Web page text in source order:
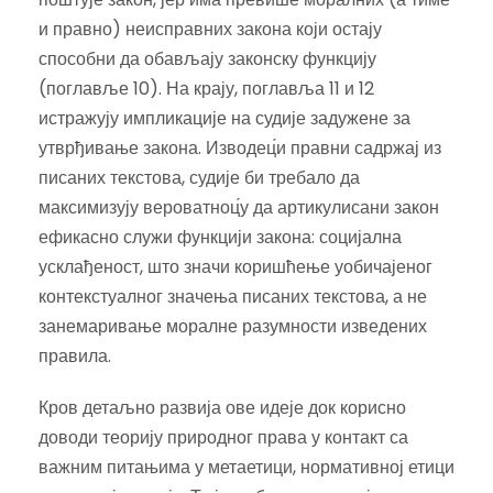
и правно) неисправних закона који остају
способни да обављају законску функцију
(поглавље 10). На крају, поглавља 11 и 12
истражују импликације на судије задужене за
утврђивање закона. Изводец́и правни садржај из
писаних текстова, судије би требало да
максимизују вероватноц́у да артикулисани закон
ефикасно служи функцији закона: социјална
усклађеност, што значи коришћење уобичајеног
контекстуалног значења писаних текстова, а не
занемаривање моралне разумности изведених
правила.
Кров детаљно развија ове идеје док корисно
доводи теорију природног права у контакт са
важним питањима у метаетици, нормативној етици